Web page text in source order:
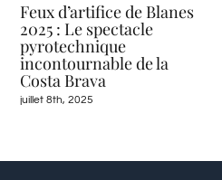
Feux d’artifice de Blanes
2025 : Le spectacle
pyrotechnique
incontournable de la
Costa Brava
juillet 8th, 2025